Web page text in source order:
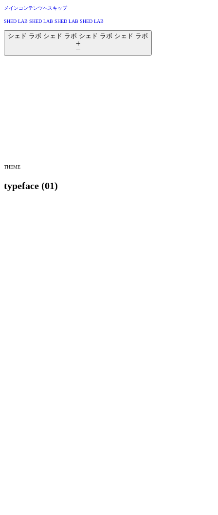
メインコンテンツへスキップ
SHED LAB SHED LAB SHED LAB SHED LAB
シェド ラボ シ ェ ド ラボ シ ェ ド ラボ シ ェ ド ラボ
THEME
typeface (01)